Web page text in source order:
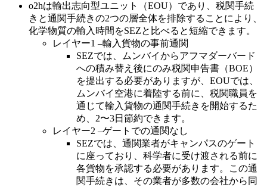
o2hは輸出志向型ユニット（EOU）であり、税関手続
きと通関手続きの2つの層全体を排除することにより、
化学物質の輸入時間をSEZと比べると短縮できます。
レイヤー1 –輸入貨物の事前通関
SEZでは、ムンバイからアフマダーバード
への積み替え後にのみ税関申告書（BOE）
を提出する必要がありますが、EOUでは、
ムンバイ空港に着陸する前に、税関職員を
通じて輸入貨物の通関手続きを開始するた
め、2〜3日節約できます。
レイヤー2 –ゲートでの通関なし
SEZでは、通関業者がキャンパスのゲート
に座っており、科学者に受け渡される前に
各貨物を承認する必要があります。この通
関手続きは、その業者が多数の会社から同